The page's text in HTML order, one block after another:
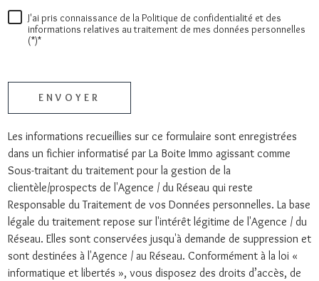
J'ai pris connaissance de la Politique de confidentialité et des
informations relatives au traitement de mes données personnelles
(*)*
ENVOYER
Les informations recueillies sur ce formulaire sont enregistrées
dans un fichier informatisé par La Boite Immo agissant comme
Sous-traitant du traitement pour la gestion de la
clientèle/prospects de l'Agence / du Réseau qui reste
Responsable du Traitement de vos Données personnelles. La base
légale du traitement repose sur l'intérêt légitime de l'Agence / du
Réseau. Elles sont conservées jusqu'à demande de suppression et
sont destinées à l'Agence / au Réseau. Conformément à la loi «
informatique et libertés », vous disposez des droits d’accès, de